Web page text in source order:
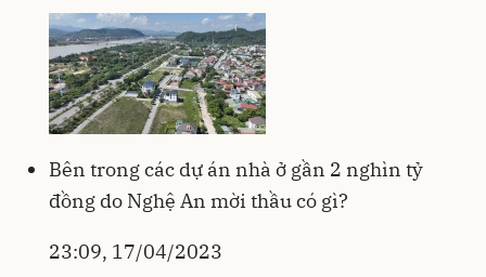
Bên trong các dự án nhà ở gần 2 nghìn tỷ
đồng do Nghệ An mời thầu có gì?
23:09, 17/04/2023